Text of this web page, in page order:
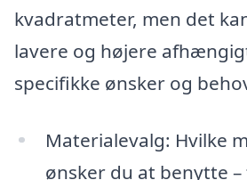
kvadratmeter, men det
lavere og højere
specifikke ønsker og
Materialevalg: Hvilke
ønsker du at benytte